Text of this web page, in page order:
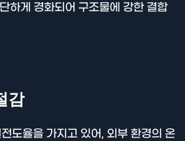
하게 경화되어 구조물에 강한 결합
감
도율을 가지고 있어, 외부 환경의 온